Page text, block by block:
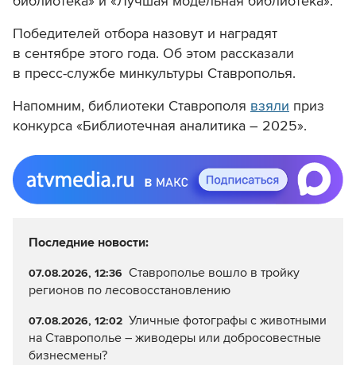
Победителей отбора назовут и наградят
в сентябре этого года. Об этом рассказали
в пресс-службе минкультуры Ставрополья.
Напомним, библиотеки Ставрополя взяли приз
конкурса «Библиотечная аналитика – 2025».
Последние новости:
07.08.2026, 12:36 Ставрополье вошло в тройку
регионов по лесовосстановлению
07.08.2026, 12:02 Уличные фотографы с животными
на Ставрополье – живодеры или добросовестные
бизнесмены?